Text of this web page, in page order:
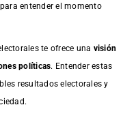
entender el momento
te ofrece una visión
políticas. Entender estas
resultados electorales y